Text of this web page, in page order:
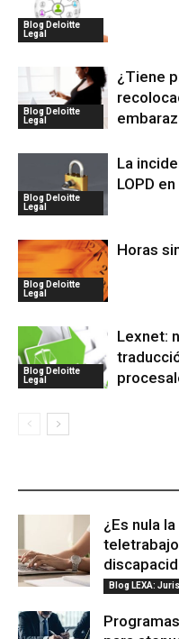
Blog Deloitte
Legal
Blog Deloitte
Legal
¿Tiene
Blog Deloitte
Legal
La
LOPD
Blog Deloitte
Legal
Horas
Blog Deloitte
Legal
Lexnet:
¿Es nula
Blog LEXA: